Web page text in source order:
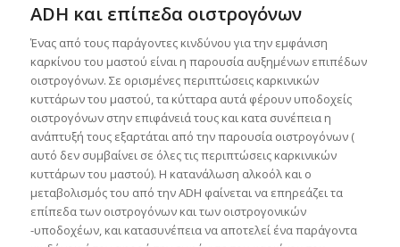
ADH και επίπεδα οιστρογόνων
Ένας από τους παράγοντες κινδύνου για την εμφάνιση
καρκίνου του μαστού είναι η παρουσία αυξημένων επιπέδων
οιστρογόνων. Σε ορισμένες περιπτώσεις καρκινικών
κυττάρων του μαστού, τα κύτταρα αυτά φέρουν υποδοχείς
οιστρογόνων στην επιφάνειά τους και κατα συνέπεια η
ανάπτυξή τους εξαρτάται από την παρουσία οιστρογόνων (
αυτό δεν συμβαίνει σε όλες τις περιπτώσεις καρκινικών
κυττάρων του μαστού). Η κατανάλωση αλκοόλ και ο
μεταβολισμός του από την ADH φαίνεται να επηρεάζει τα
επίπεδα των οιστρογόνων και των οιστρογονικών
-υποδοχέων, και κατασυνέπεια να αποτελεί ένα παράγοντα